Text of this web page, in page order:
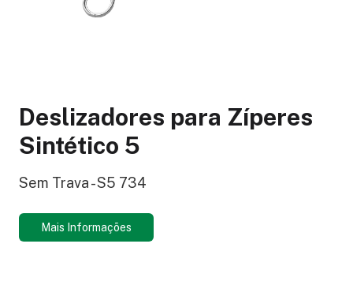
Deslizadores para Zíperes
Sintético 5
Sem Trava - S5 734
Mais Informações